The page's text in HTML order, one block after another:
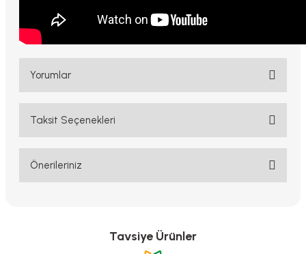
Yorumlar
Bu ürüne ilk yorumu siz yapın!
Taksit Seçenekleri
Önerileriniz
Görüş ve önerileriniz için teşekkür ederiz.
Tavsiye Ürünler